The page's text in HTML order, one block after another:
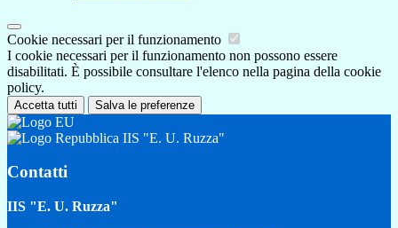
Cookie necessari per il funzionamento
I cookie necessari per il funzionamento non possono essere
disabilitati. È possibile consultare l'elenco nella pagina della cookie
policy.
Accetta tutti Salva le preferenze
IIS "E. U. Ruzza"
Contatti
IIS "E. U. Ruzza"